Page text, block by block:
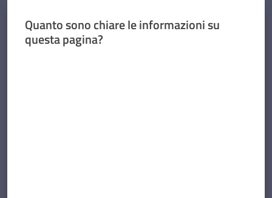
Quanto sono chiare le informazioni su
questa pagina?